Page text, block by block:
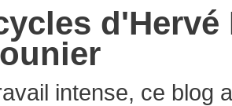
d'Hervé
intense, ce blog